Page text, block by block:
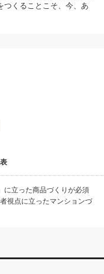
つくることこそ、今、あ
に立った商品づくりが必須
視点に立ったマンションづ